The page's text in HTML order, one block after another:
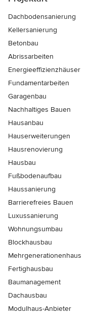
Dachbodensanierung
Kellersanierung
Betonbau
Abrissarbeiten
Energieeffizienzhäuser
Fundamentarbeiten
Garagenbau
Nachhaltiges Bauen
Hausanbau
Hauserweiterungen
Hausrenovierung
Hausbau
Fußbodenaufbau
Haussanierung
Barrierefreies Bauen
Luxussanierung
Wohnungsumbau
Blockhausbau
Mehrgenerationenhaus
Fertighausbau
Baumanagement
Dachausbau
Modulhaus-Anbieter